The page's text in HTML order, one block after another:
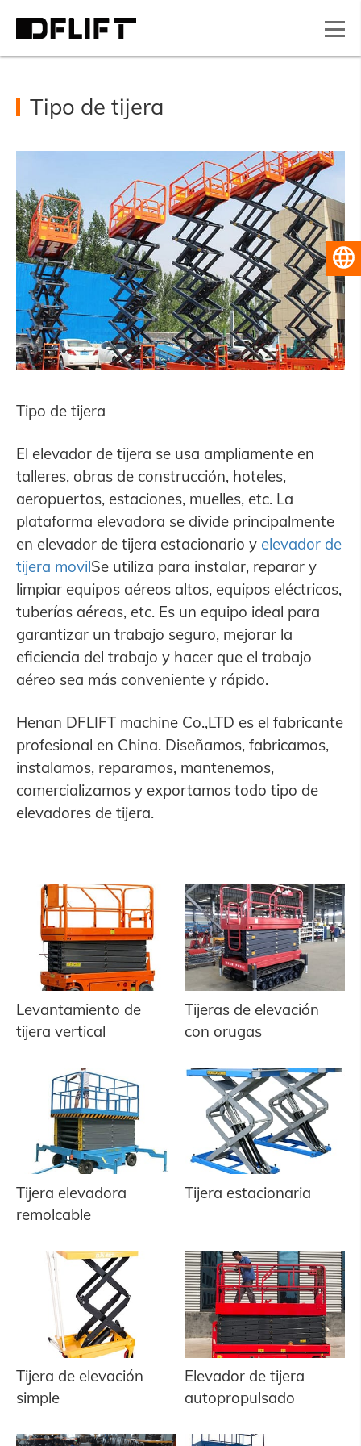
Tipo de tijera
Tipo de tijera
El elevador de tijera se usa ampliamente en
talleres, obras de construcción, hoteles,
aeropuertos, estaciones, muelles, etc. La
plataforma elevadora se divide principalmente
en elevador de tijera estacionario y elevador de
tijera movilSe utiliza para instalar, reparar y
limpiar equipos aéreos altos, equipos eléctricos,
tuberías aéreas, etc. Es un equipo ideal para
garantizar un trabajo seguro, mejorar la
eficiencia del trabajo y hacer que el trabajo
aéreo sea más conveniente y rápido.
Henan DFLIFT machine Co.,LTD es el fabricante
profesional en China. Diseñamos, fabricamos,
instalamos, reparamos, mantenemos,
comercializamos y exportamos todo tipo de
elevadores de tijera.
Levantamiento de
tijera vertical
Tijeras de elevación
con orugas
Tijera elevadora
remolcable
Tijera estacionaria
Tijera de elevación
simple
Elevador de tijera
autopropulsado
Español